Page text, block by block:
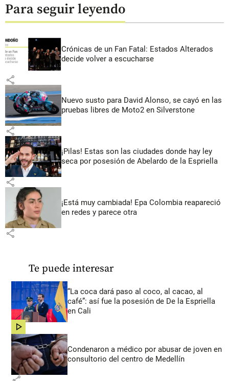
Para seguir leyendo
Crónicas de un Fan Fatal: Estados Alterados
decide volver a escucharse
share
Nuevo susto para David Alonso, se cayó en las
pruebas libres de Moto2 en Silverstone
share
¡Pilas! Estas son las ciudades donde hay ley
seca por posesión de Abelardo de la Espriella
share
¡Está muy cambiada! Epa Colombia reapareció
en redes y parece otra
share
Te puede interesar
“La coca dará paso al coco, al cacao, al
café”: así fue la posesión de De la Espriella
en Cali
share
Condenaron a médico por abusar de joven en
consultorio del centro de Medellín